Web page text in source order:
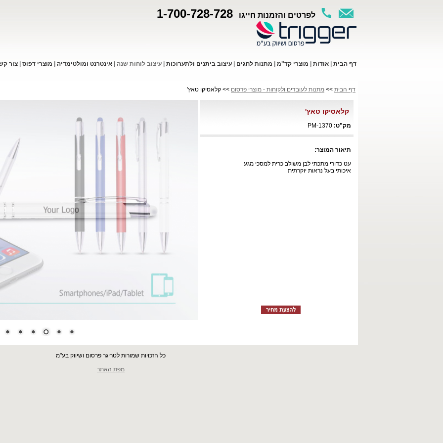
לפרטים והזמנות חייגו 1-700-728-728
דף הבית אודות מוצרי קד"מ מתנות לחגים עיצוב ביתנים ולתערוכות עיצוב לוחות שנה אינטרנט ומולטימדיה מוצרי דפוס צור
דף הבית >> מתנות לעובדים ולקוחות - מוצרי פרסום >> קלאסיקו טאץ'
קלאסיקו טאץ'
מק"ט: PM-1370
תיאור המוצר:
עט כדורי מתכתי לבן משולב כרית למסכי מגע
איכותי בעל נראות יוקרתית
כל הזכויות שמורות לטריגר פרסום ושיווק בע"מ
מפת האתר